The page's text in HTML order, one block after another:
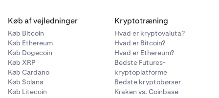
Køb af vejledninger
Køb Bitcoin
Køb Ethereum
Køb Dogecoin
Køb XRP
Køb Cardano
Køb Solana
Køb Litecoin
Kryptotræning
Hvad er kryptovaluta?
Hvad er Bitcoin?
Hvad er Ethereum?
Bedste Futures-
kryptoplatforme
Bedste kryptobørser
Kraken vs. Coinbase